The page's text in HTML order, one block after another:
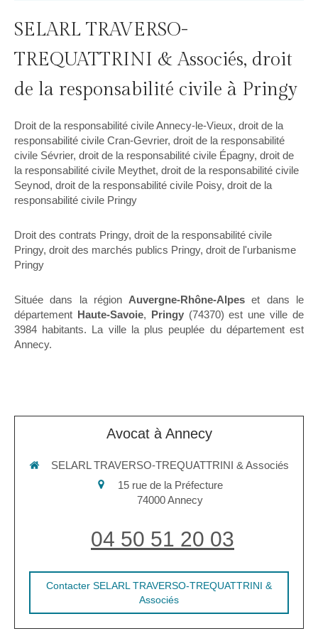
SELARL TRAVERSO-
TREQUATTRINI & Associés, droit
de la responsabilité civile à Pringy
Droit de la responsabilité civile Annecy-le-Vieux, droit de la
responsabilité civile Cran-Gevrier, droit de la responsabilité
civile Sévrier, droit de la responsabilité civile Épagny, droit de
la responsabilité civile Meythet, droit de la responsabilité civile
Seynod, droit de la responsabilité civile Poisy, droit de la
responsabilité civile Pringy
Droit des contrats Pringy, droit de la responsabilité civile
Pringy, droit des marchés publics Pringy, droit de l'urbanisme
Pringy
Située dans la région Auvergne-Rhône-Alpes et dans le
département Haute-Savoie, Pringy(74370) est une ville de
3984 habitants. La ville la plus peuplée du département est
Annecy.
Avocat à Annecy
SELARL TRAVERSO-TREQUATTRINI & Associés
15 rue de la Préfecture
74000Annecy
04 50 51 20 03
Contacter SELARL TRAVERSO-TREQUATTRINI &
Associés